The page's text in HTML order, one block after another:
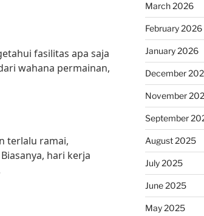
fasilitas apa saja
wahana permainan,
terlalu ramai,
hari kerja
March 2026
February 2026
January 2026
December
November
September
August 2025
July 2025
June 2025
May 2025